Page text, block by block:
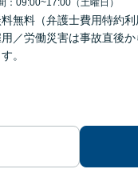
：09:00~17:00（土曜日）
料無料（弁護士費用特約
／労働災害は事故直後
。